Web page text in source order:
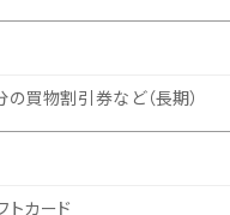
買物割引券など（長期）
カード